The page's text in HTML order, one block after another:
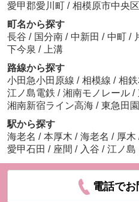
愛甲郡愛川町 / 相模原市中央区
町名から探す
長谷 / 国分南 / 中新田 / 中町 /
下今泉 /
上溝
路線から探す
小田急小田原線 / 相模線 / 相
江ノ島電鉄 / 湘南モノレール /
湘南新宿ライン高海 / 東急田
駅から探す
海老名 / 本厚木 / 海老名 / 厚木
愛甲石田 / 座間 / 入谷 / 江ノ島
電話で